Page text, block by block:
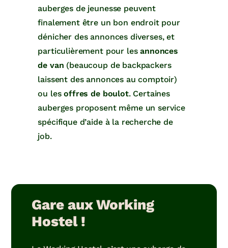
auberges de jeunesse peuvent
finalement être un bon endroit pour
dénicher des annonces diverses, et
particulièrement pour lesannonces
de van (beaucoup de backpackers
laissent des annonces au comptoir)
ou lesoffres de boulot. Certaines
auberges proposent même un service
spécifique d’aide à la recherche de
job.
Gare aux Working
Hostel !